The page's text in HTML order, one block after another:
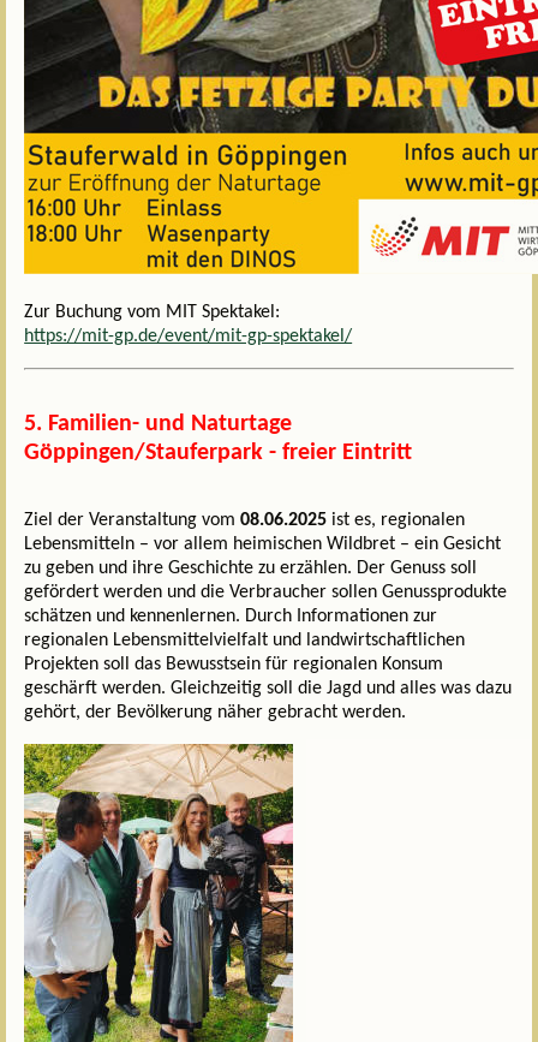
Zur Buchung vom MIT Spektakel:
https://mit-gp.de/event/mit-gp-spektakel/
5. Familien- und Naturtage
Göppingen/Stauferpark - freier Eintritt
Ziel der Veranstaltung vom08.06.2025 ist es, regionalen
Lebensmitteln – vor allem heimischen Wildbret – ein Gesicht
zu geben und ihre Geschichte zu erzählen. Der Genuss soll
gefördert werden und die Verbraucher sollen Genussprodukte
schätzen und kennenlernen. Durch Informationen zur
regionalen Lebensmittelvielfalt und landwirtschaftlichen
Projekten soll das Bewusstsein für regionalen Konsum
geschärft werden. Gleichzeitig soll die Jagd und alles was dazu
gehört, der Bevölkerung näher gebracht werden.